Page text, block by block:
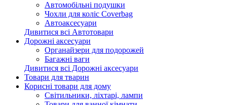
Автомобільні подушки
Чохли для коліс Coverbag
Автоаксесуари
Дивитися всі Автотовари
Дорожні аксесуари
Органайзери для подорожей
Багажні ваги
Дивитися всі Дорожні аксесуари
Товари для тварин
Корисні товари для дому
Світильники, ліхтарі, лампи